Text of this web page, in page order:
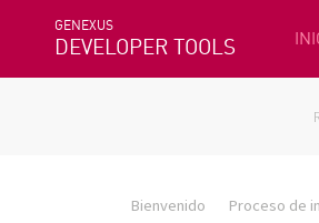
GENEXUS
DEVELOPER TOOLS
Bienvenido Proceso de